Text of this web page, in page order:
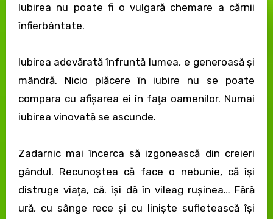
Iubirea nu poate fi o vulgară chemare a cărnii
înfierbântate.
Iubirea adevărată înfruntă lumea, e generoasă şi
mândră. Nicio plăcere în iubire nu se poate
compara cu afişarea ei în faţa oamenilor. Numai
iubirea vinovată se ascunde.
Zadarnic mai încerca să izgonească din creieri
gândul. Recunoştea că face o nebunie, că îşi
distruge viaţa, că. îşi dă în vileag ruşinea… Fără
ură, cu sânge rece şi cu linişte sufletească îşi